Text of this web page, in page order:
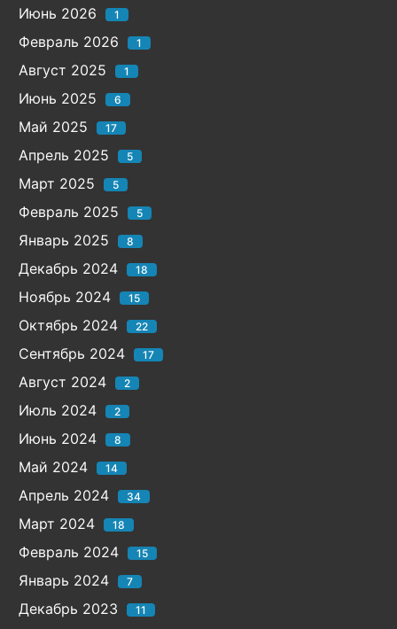
Июнь 2026 1
Февраль 2026 1
Август 2025 1
Июнь 2025 6
Май 2025 17
Апрель 2025 5
Март 2025 5
Февраль 2025 5
Январь 2025 8
Декабрь 2024 18
Ноябрь 2024 15
Октябрь 2024 22
Сентябрь 2024 17
Август 2024 2
Июль 2024 2
Июнь 2024 8
Май 2024 14
Апрель 2024 34
Март 2024 18
Февраль 2024 15
Январь 2024 7
Декабрь 2023 11